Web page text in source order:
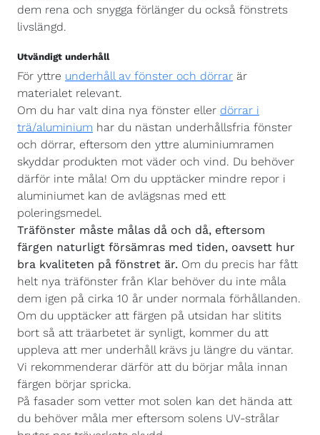
dem rena och snygga förlänger du också fönstrets
livslängd.
Utvändigt underhåll
För yttre underhåll av fönster och dörrar är
materialet relevant.
Om du har valt dina nya fönster eller dörrar i
trä/aluminium har du nästan underhållsfria fönster
och dörrar, eftersom den yttre aluminiumramen
skyddar produkten mot väder och vind. Du behöver
därför inte måla! Om du upptäcker mindre repor i
aluminiumet kan de avlägsnas med ett
poleringsmedel.
Träfönster måste målas då och då, eftersom
färgen naturligt försämras med tiden, oavsett hur
bra kvaliteten på fönstret är. Om du precis har fått
helt nya träfönster från Klar behöver du inte måla
dem igen på cirka 10 år under normala förhållanden.
Om du upptäcker att färgen på utsidan har slitits
bort så att träarbetet är synligt, kommer du att
uppleva att mer underhåll krävs ju längre du väntar.
Vi rekommenderar därför att du börjar måla innan
färgen börjar spricka.
På fasader som vetter mot solen kan det hända att
du behöver måla mer eftersom solens UV-strålar